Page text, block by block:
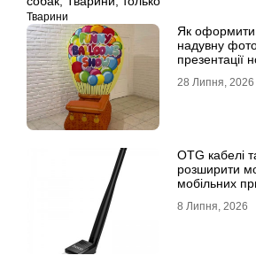
Тварини
Як
надувну
презентації
28 Липня, 2026
OTG кабелі
розширити
мобільних
8 Липня, 2026